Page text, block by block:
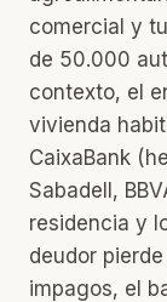
comercial y
de 50.000
contexto, el
vivienda
CaixaBank
Sabadell,
residencia y
deudor
impagos, el